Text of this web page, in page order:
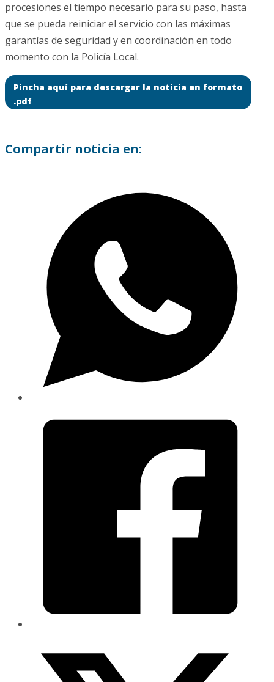
procesiones el tiempo necesario para su paso, hasta
que se pueda reiniciar el servicio con las máximas
garantías de seguridad y en coordinación en todo
momento con la Policía Local.
Pincha aquí para descargar la noticia en formato
.pdf
Compartir noticia en: